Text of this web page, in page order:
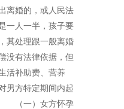
离婚的，或人民法
一人一半，孩子要
其处理跟一般离婚
没有法律依据，但
活补助费、营养
方特定期间内起
（一）女方怀孕